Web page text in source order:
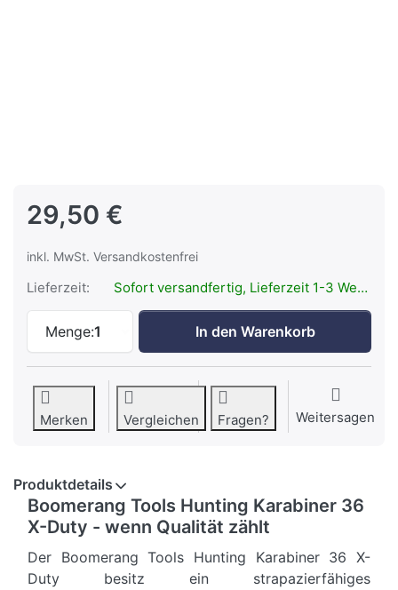
29,50 €
inkl. MwSt. Versandkostenfrei
Lieferzeit: Sofort versandfertig, Lieferzeit 1-3 Werktage.
Menge:1
T-REIGN X Duty Karabiner 35 oliv zu
In den Warenkorb
Merken Vergleichen Fragen? Weitersagen
Produktdetails
Boomerang Tools Hunting Karabiner 36
X-Duty - wenn Qualität zählt
Der Boomerang Tools Hunting Karabiner 36 X-
Duty besitz ein strapazierfähiges